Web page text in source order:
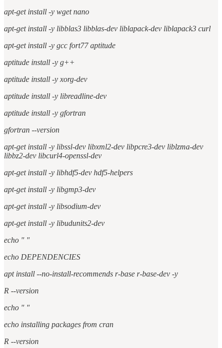
apt-get install -y wget nano
apt-get install -y libblas3 libblas-dev liblapack-dev liblapack3 curl
apt-get install -y gcc fort77 aptitude
aptitude install -y g++
aptitude install -y xorg-dev
aptitude install -y libreadline-dev
aptitude install -y gfortran
gfortran --version
apt-get install -y libssl-dev libxml2-dev libpcre3-dev liblzma-dev
libbz2-dev libcurl4-openssl-dev
apt-get install -y libhdf5-dev hdf5-helpers
apt-get install -y libgmp3-dev
apt-get install -y libsodium-dev
apt-get install -y libudunits2-dev
echo " "
echo DEPENDENCIES
apt install --no-install-recommends r-base r-base-dev -y
R --version
echo " "
echo installing packages from cran
R --version